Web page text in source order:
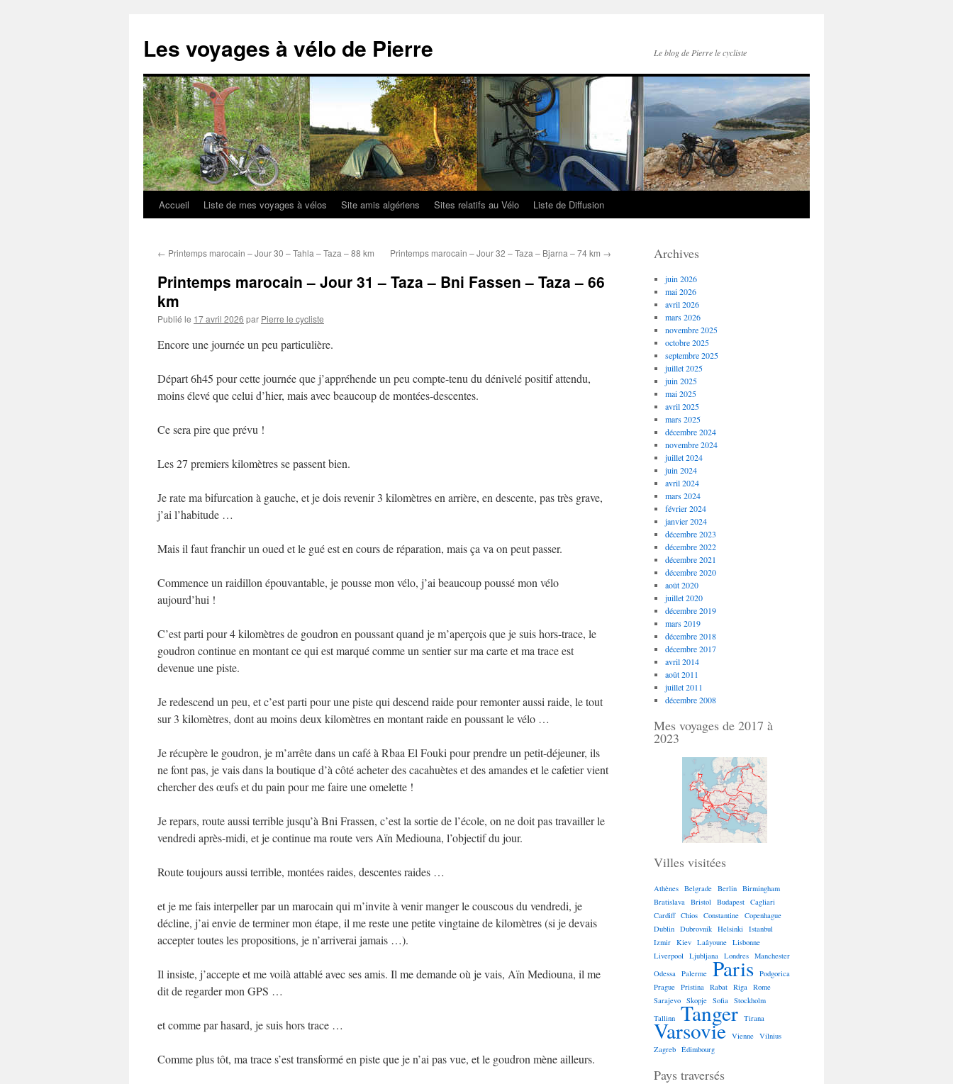
contenu
Les voyages à vélo de Pierre Le blog de Pierre le cycliste
Accueil Liste de mes voyages à vélos Site amis algériens Sites relatifs au Vélo Liste de Diffusion
← Printemps marocain – Jour 30 – Tahla – Taza – 88 km Printemps marocain – Jour 32 – Taza – Bjarna – 74 km →
Printemps marocain – Jour 31 – Taza – Bni Fassen – Taza – 66
km
Publié le 17 avril 2026 par Pierre le cycliste
Encore une journée un peu particulière.
Départ 6h45 pour cette journée que j’appréhende un peu compte-tenu du dénivelé positif attendu,
moins élevé que celui d’hier, mais avec beaucoup de montées-descentes.
Ce sera pire que prévu !
Les 27 premiers kilomètres se passent bien.
Je rate ma bifurcation à gauche, et je dois revenir 3 kilomètres en arrière, en descente, pas très grave,
j’ai l’habitude …
Mais il faut franchir un oued et le gué est en cours de réparation, mais ça va on peut passer.
Commence un raidillon épouvantable, je pousse mon vélo, j’ai beaucoup poussé mon vélo
aujourd’hui !
C’est parti pour 4 kilomètres de goudron en poussant quand je m’aperçois que je suis hors-trace, le
goudron continue en montant ce qui est marqué comme un sentier sur ma carte et ma trace est
devenue une piste.
Je redescend un peu, et c’est parti pour une piste qui descend raide pour remonter aussi raide, le tout
sur 3 kilomètres, dont au moins deux kilomètres en montant raide en poussant le vélo …
Je récupère le goudron, je m’arrête dans un café à Rbaa El Fouki pour prendre un petit-déjeuner, ils
ne font pas, je vais dans la boutique d’à côté acheter des cacahuètes et des amandes et le cafetier vient
chercher des œufs et du pain pour me faire une omelette !
Je repars, route aussi terrible jusqu’à Bni Frassen, c’est la sortie de l’école, on ne doit pas travailler le
vendredi après-midi, et je continue ma route vers Aïn Mediouna, l’objectif du jour.
Route toujours aussi terrible, montées raides, descentes raides …
et je me fais interpeller par un marocain qui m’invite à venir manger le couscous du vendredi, je
décline, j’ai envie de terminer mon étape, il me reste une petite vingtaine de kilomètres (si je devais
accepter toutes les propositions, je n’arriverai jamais …).
Il insiste, j’accepte et me voilà attablé avec ses amis. Il me demande où je vais, Aïn Mediouna, il me
dit de regarder mon GPS …
et comme par hasard, je suis hors trace …
Comme plus tôt, ma trace s’est transformé en piste que je n’ai pas vue, et le goudron mène ailleurs.
Archives
juin 2026
mai 2026
avril 2026
mars 2026
novembre 2025
octobre 2025
septembre 2025
juillet 2025
juin 2025
mai 2025
avril 2025
mars 2025
décembre 2024
novembre 2024
juillet 2024
juin 2024
avril 2024
mars 2024
février 2024
janvier 2024
décembre 2023
décembre 2022
décembre 2021
décembre 2020
août 2020
juillet 2020
décembre 2019
mars 2019
décembre 2018
décembre 2017
avril 2014
août 2011
juillet 2011
décembre 2008
Mes voyages de 2017 à
2023
Villes visitées
Athènes Belgrade Berlin Birmingham
Bratislava
Bristol Budapest Cagliari
Cardiff Chios Constantine Copenhague
Dublin Dubrovnik Helsinki
Istanbul
Izmir Kiev Laâyoune Lisbonne
Liverpool
Ljubljana Londres Manchester
Odessa
Palerme Paris Podgorica
Prague Pristina Rabat Riga
Rome
Sarajevo Skopje Sofia
Stockholm
Tallinn Tanger Tirana
Varsovie Vienne Vilnius
Zagreb Édimbourg
Pays traversés